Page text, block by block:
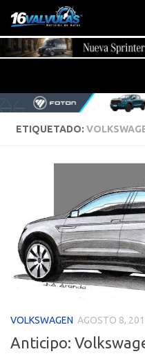
Saltar al contenido
ETIQUETADO:
VOLKSWAGEN AGOSTO 8,
Anticipo: